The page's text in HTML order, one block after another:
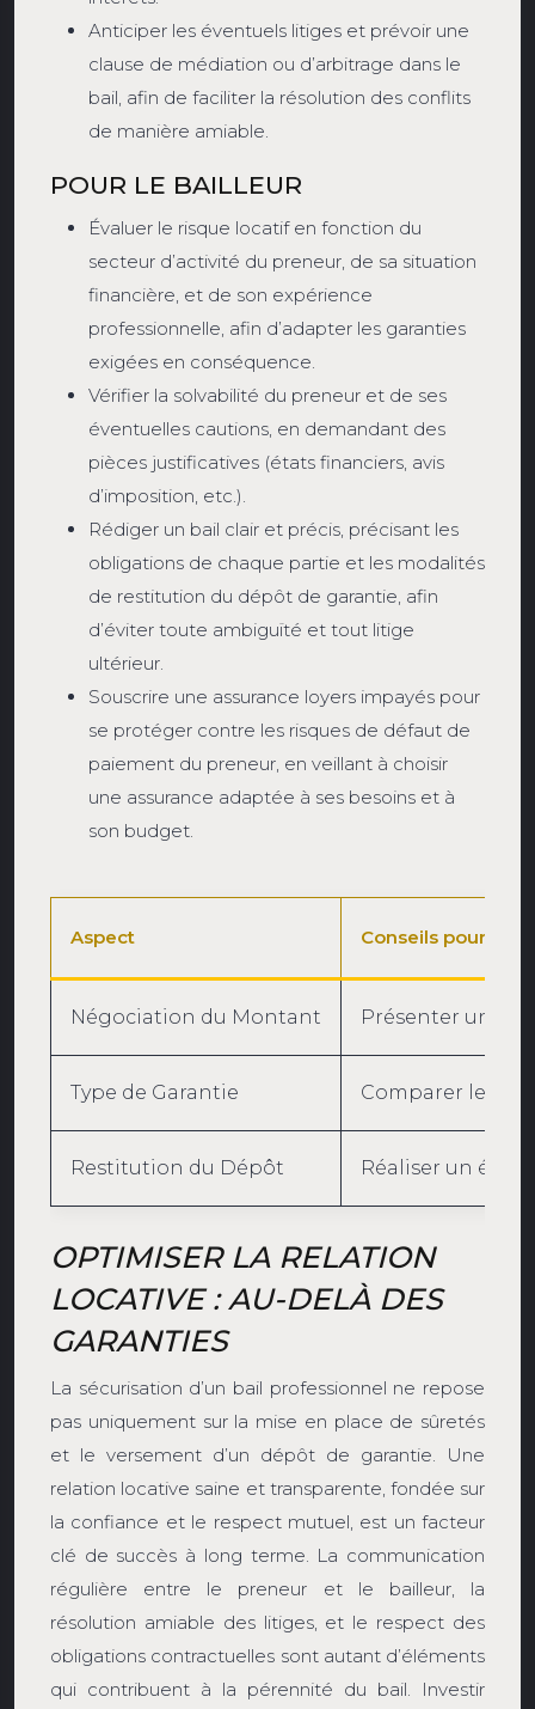
Anticiper les éventuels litiges et prévoir une
clause de médiation ou d’arbitrage dans le
bail, afin de faciliter la résolution des conflits
de manière amiable.
POUR LE BAILLEUR
Évaluer le risque locatif en fonction du
secteur d’activité du preneur, de sa situation
financière, et de son expérience
professionnelle, afin d’adapter les garanties
exigées en conséquence.
Vérifier la solvabilité du preneur et de ses
éventuelles cautions, en demandant des
pièces justificatives (états financiers, avis
d’imposition, etc.).
Rédiger un bail clair et précis, précisant les
obligations de chaque partie et les modalités
de restitution du dépôt de garantie, afin
d’éviter toute ambiguïté et tout litige
ultérieur.
Souscrire une assurance loyers impayés pour
se protéger contre les risques de défaut de
paiement du preneur, en veillant à choisir
une assurance adaptée à ses besoins et à
son budget.
Aspect Conseils pour le
Négociation du Montant Présenter un
Type de Garantie Comparer les
Restitution du Dépôt Réaliser un état
OPTIMISER LA RELATION
LOCATIVE : AU-DELÀ DES
GARANTIES
La sécurisation d’un bail professionnel ne repose
pas uniquement sur la mise en place de sûretés
et le versement d’un dépôt de garantie. Une
relation locative saine et transparente, fondée sur
la confiance et le respect mutuel, est un facteur
clé de succès à long terme. La communication
régulière entre le preneur et le bailleur, la
résolution amiable des litiges, et le respect des
obligations contractuelles sont autant d’éléments
qui contribuent à la pérennité du bail. Investir